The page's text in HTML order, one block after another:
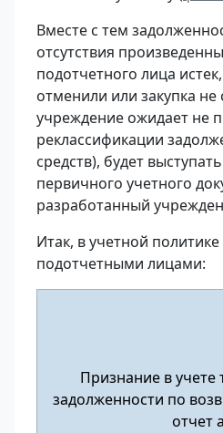
Вместе с тем
отсутствия
подотчетного лица
отменили или закупка не
учреждение ожидает не
реклассификации
средств), будет
первичного учетного
разработанный
Итак, в учетной
подотчетными лицами:
Признание в учете
задолженности по
отчет